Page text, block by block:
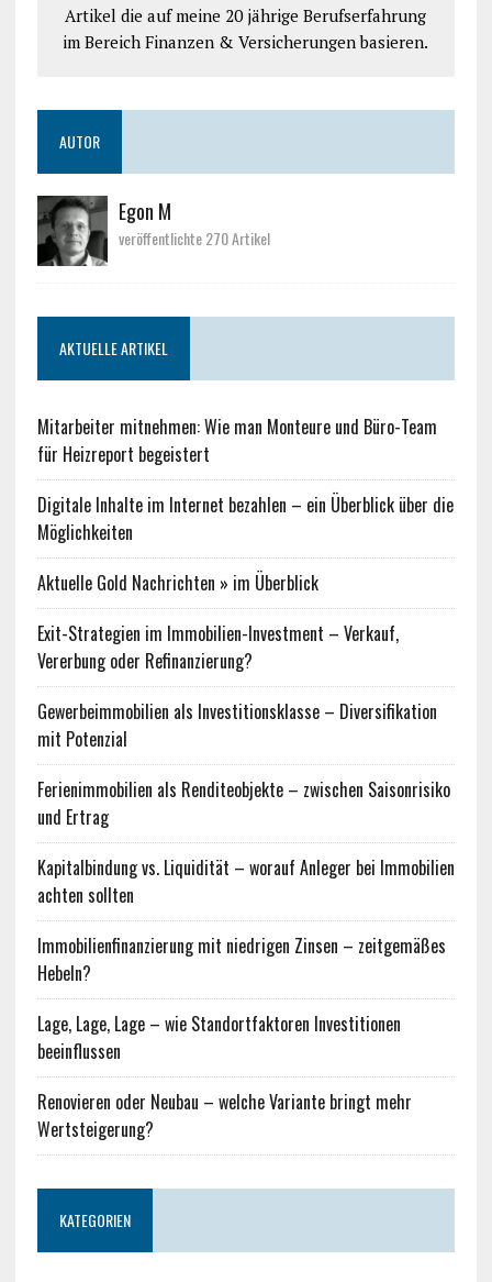
Artikel die auf meine 20 jährige Berufserfahrung
im Bereich Finanzen & Versicherungen basieren.
AUTOR
Egon M
veröffentlichte 270 Artikel
AKTUELLE ARTIKEL
Mitarbeiter mitnehmen: Wie man Monteure und Büro-Team
für Heizreport begeistert
Digitale Inhalte im Internet bezahlen – ein Überblick über die
Möglichkeiten
Aktuelle Gold Nachrichten » im Überblick
Exit-Strategien im Immobilien-Investment – Verkauf,
Vererbung oder Refinanzierung?
Gewerbeimmobilien als Investitionsklasse – Diversifikation
mit Potenzial
Ferienimmobilien als Renditeobjekte – zwischen Saisonrisiko
und Ertrag
Kapitalbindung vs. Liquidität – worauf Anleger bei Immobilien
achten sollten
Immobilienfinanzierung mit niedrigen Zinsen – zeitgemäßes
Hebeln?
Lage, Lage, Lage – wie Standortfaktoren Investitionen
beeinflussen
Renovieren oder Neubau – welche Variante bringt mehr
Wertsteigerung?
KATEGORIEN